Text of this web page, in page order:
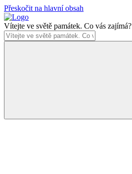
Přeskočit na hlavní obsah
Vítejte ve světě památek. Co vás zajímá?